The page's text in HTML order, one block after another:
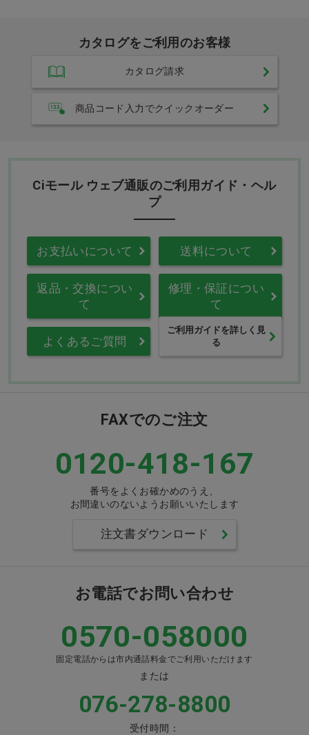
カタログをご利用のお客様
カタログ請求
商品コード入力でクイックオーダー
Ciモール ウェブ通販のご利用ガイド・ヘル
プ
お支払いについて 送料について
返品・交換につい
て
修理・保証につい
て
よくあるご質問
ご利用ガイドを詳しく見
る
FAXでのご注文
0120-418-167
番号をよくお確かめのうえ、
お間違いのないようお願いいたします
注文書ダウンロード
お電話でお問い合わせ
0570-058000
固定電話からは市内通話料金でご利用いただけます
または
076-278-8800
受付時間：